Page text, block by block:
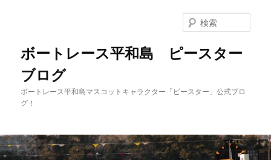
ボートレース平和島 ピースター
ブログ
ボートレース平和島マスコットキャラクター「ピースター」公式ブロ
グ！
索